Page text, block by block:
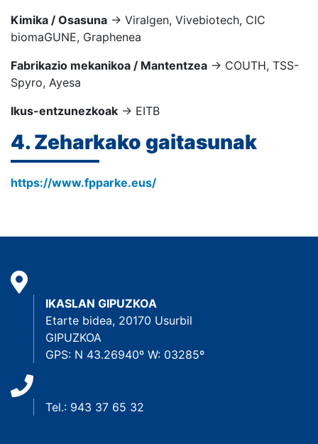
Kimika / Osasuna → Viralgen, Vivebiotech, CIC
biomaGUNE, Graphenea
Fabrikazio mekanikoa / Mantentzea → COUTH, TSS-
Spyro, Ayesa
Ikus-entzunezkoak → EITB
4. Zeharkako gaitasunak
https://www.fpparke.eus/
IKASLAN GIPUZKOA
Etarte bidea, 20170 Usurbil
GIPUZKOA
GPS: N 43.26940º W: 03285º
Tel.: 943 37 65 32